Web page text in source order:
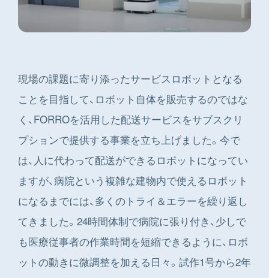
現場の課題に寄り添ったサービスロボットとなる
ことを目指して、ロボット自体を販売するのではな
く、FORROを活用した配送サービスをサブスクリ
プションで提供する事業を立ち上げました。今で
は、人に代わって配送ができるロボットになってい
ますが、病院という複雑な建物内で使えるロボット
になるまでには、多くのトライ＆エラーを繰り返し
てきました。24時間体制で病院に張り付き、少しで
も医療従事者の作業時間を短縮できるように、ロボ
ットの動きに微調整を加える日々。試作1号から2年